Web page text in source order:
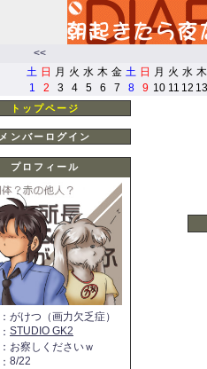
<<
土 日 月 火 水 木 金 土 日 月 火 水 木
1
2 3 4 5 6 7 8 9 10 11 12 13
トップページ
メンバーログイン
プロフィール
： がけつ（画力欠乏症）
： STUDIO GK2
： お察しくださいｗ
： 8/22